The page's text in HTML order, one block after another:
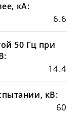
кА:
6.6
50 Гц при
14.4
кВ:
60